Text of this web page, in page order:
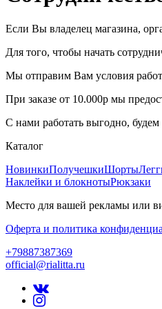
Если Вы владелец магазина,
Для того, чтобы начать
Мы отправим Вам условия
При заказе от 10.000р мы
С нами работать выгодно, будем
Каталог
НовинкиПолучешкиШорты
Наклейки и блокнотыРюкзаки
Место для вашей рекламы или
Оферта и политика
+79887387369
official@rialitta.ru